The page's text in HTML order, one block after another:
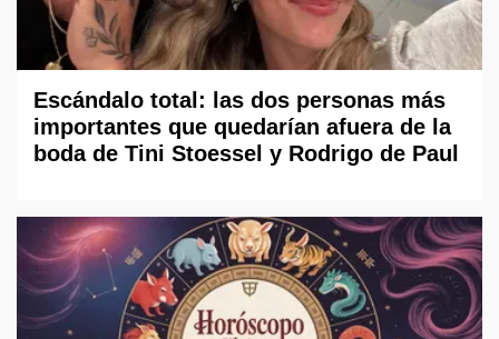
Escándalo total: las dos personas más
importantes que quedarían afuera de la
boda de Tini Stoessel y Rodrigo de Paul